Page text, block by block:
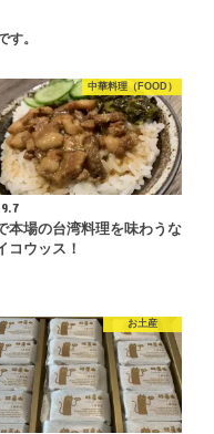
す。
中華料理（FOOD）
本場の台湾料理を味わうな
コウッス！
お土産